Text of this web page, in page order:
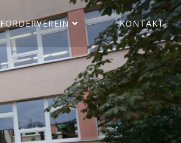
FÖRDERVEREIN KONTAKT